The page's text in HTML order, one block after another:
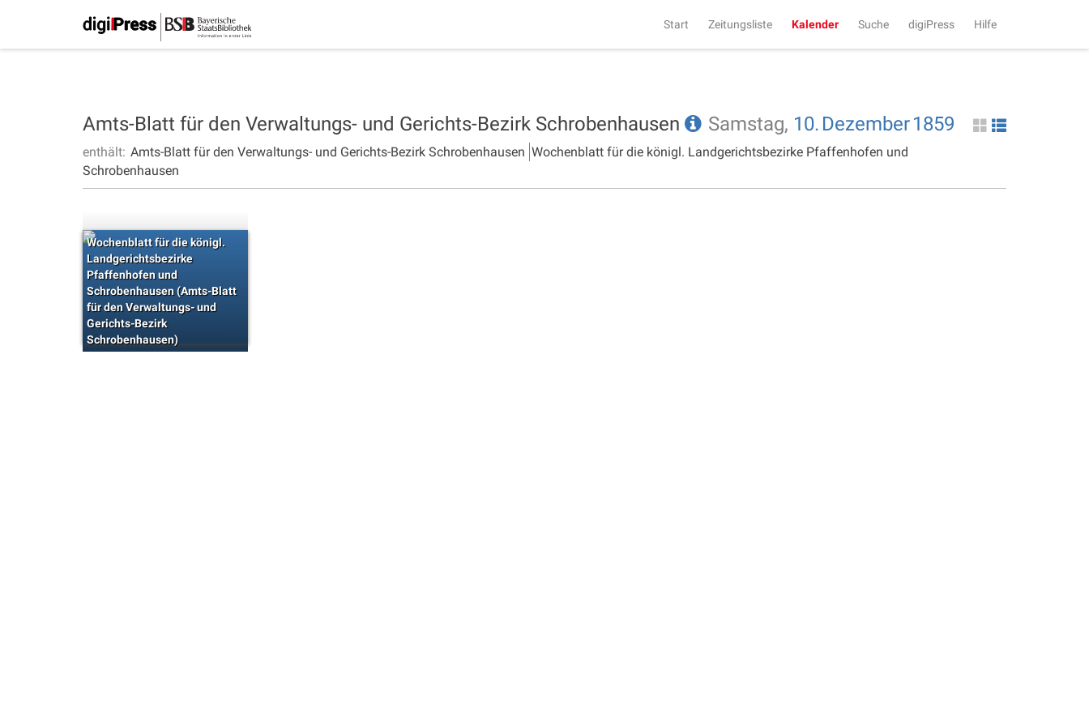
Start Zeitungsliste Kalender Suche digiPress Hilfe
Amts-Blatt für den Verwaltungs- und Gerichts-Bezirk Schrobenhausen Samstag, 10. Dezember1859
enthält: Amts-Blatt für den Verwaltungs- und Gerichts-Bezirk Schrobenhausen Wochenblatt für die königl. Landgerichtsbezirke Pfaffenhofen und
Schrobenhausen
Wochenblatt für die königl.
Landgerichtsbezirke
Pfaffenhofen und
Schrobenhausen (Amts-Blatt
für den Verwaltungs- und
Gerichts-Bezirk
Schrobenhausen)